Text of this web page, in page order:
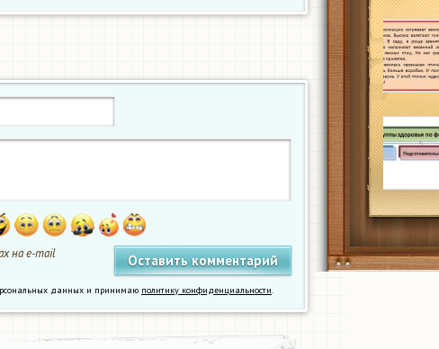
на e-mail
данных и принимаю политику конфиденциальности.